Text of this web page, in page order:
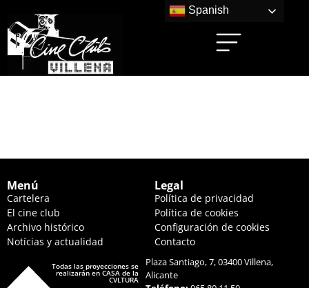
Menú
Cartelera
El cine club
Archivo histórico
Notícias y actualidad
Legal
Política de privacidad
Política de cookies
Configuración de cookies
Contacto
Todas las proyecciones se
realizarán en CASA de la
CVLTURA
Plaza Santiago, 7, 03400 Villena,
Alicante
Spanish